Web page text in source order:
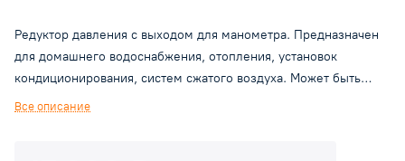
Редуктор давления с выходом для манометра. Предназначен
для домашнего водоснабжения, отопления, установок
кондиционирования, систем сжатого воздуха. Может быть
установлен в любом положении: вертикально, горизонтально,
Все описание